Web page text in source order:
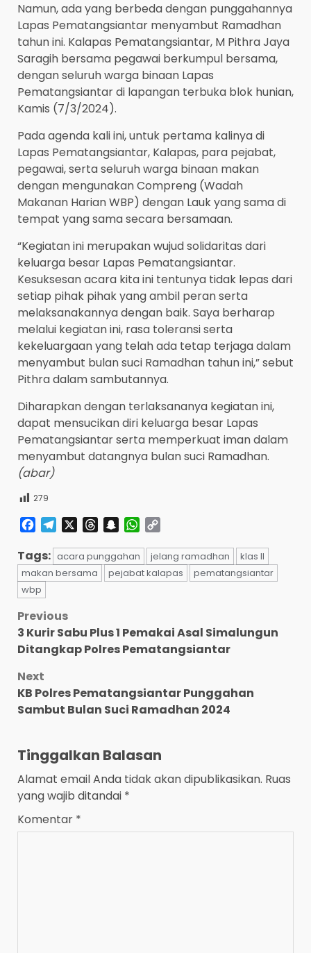
Namun, ada yang berbeda dengan punggahannya
Lapas Pematangsiantar menyambut Ramadhan
tahun ini. Kalapas Pematangsiantar, M Pithra Jaya
Saragih bersama pegawai berkumpul bersama,
dengan seluruh warga binaan Lapas
Pematangsiantar di lapangan terbuka blok hunian,
Kamis (7/3/2024).
Pada agenda kali ini, untuk pertama kalinya di
Lapas Pematangsiantar, Kalapas, para pejabat,
pegawai, serta seluruh warga binaan makan
dengan mengunakan Compreng (Wadah
Makanan Harian WBP) dengan Lauk yang sama di
tempat yang sama secara bersamaan.
“Kegiatan ini merupakan wujud solidaritas dari
keluarga besar Lapas Pematangsiantar.
Kesuksesan acara kita ini tentunya tidak lepas dari
setiap pihak pihak yang ambil peran serta
melaksanakannya dengan baik. Saya berharap
melalui kegiatan ini, rasa toleransi serta
kekeluargaan yang telah ada tetap terjaga dalam
menyambut bulan suci Ramadhan tahun ini,” sebut
Pithra dalam sambutannya.
Diharapkan dengan terlaksananya kegiatan ini,
dapat mensucikan diri keluarga besar Lapas
Pematangsiantar serta memperkuat iman dalam
menyambut datangnya bulan suci Ramadhan.
(abar)
279
Facebook
TelegramThreadsSnapchatWhatsApp
Tags: acara punggahan jelang ramadhan
klas II
makan bersama
pejabat kalapas
pematangsiantar
wbp
Post
navigation
Previous
3 Kurir Sabu Plus 1 Pemakai Asal Simalungun
Ditangkap Polres Pematangsiantar
Next
KB Polres Pematangsiantar Punggahan
Sambut Bulan Suci Ramadhan 2024
Tinggalkan Balasan
Alamat email Anda tidak akan dipublikasikan. Ruas
yang wajib ditandai *
Komentar *